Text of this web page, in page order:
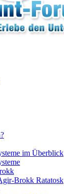
im Überblick
Brokk Ratatosk